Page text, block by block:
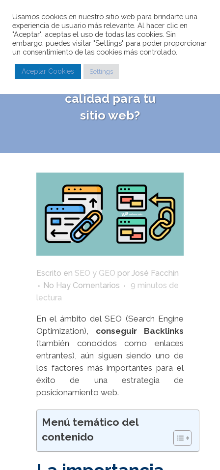
¿Cómo conseguir
Backlinks de
calidad para tu
sitio web?
Escrito en SEO y GEO por José Facchin
No Hay Comentarios
9 minutos de
lectura
En el ámbito del SEO (Search Engine
Optimization), conseguir Backlinks
(también conocidos como enlaces
entrantes), aún siguen siendo uno de
los factores más importantes para el
éxito de una estrategia de
posicionamiento web.
Menú temático del
contenido
Usamos cookies en nuestro sitio web para brindarte una
experiencia de usuario más relevante. Al hacer clic en
"Aceptar", aceptas el uso de todas las cookies. Sin
embargo, puedes visitar "Settings" para poder proporcionar
un consentimiento de las cookies más controlado.
Aceptar Cookies Settings